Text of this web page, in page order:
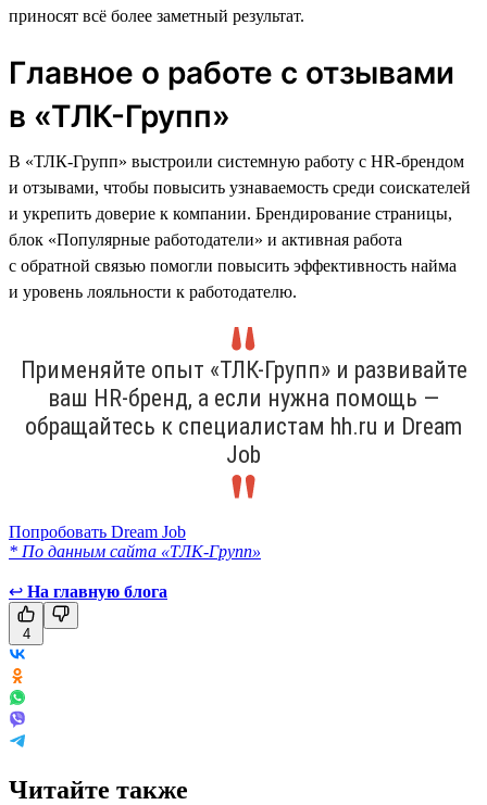
приносят всё более заметный результат.
Главное о работе с отзывами
в «ТЛК-Групп»
В «ТЛК-Групп» выстроили системную работу с HR-брендом
и отзывами, чтобы повысить узнаваемость среди соискателей
и укрепить доверие к компании. Брендирование страницы,
блок «Популярные работодатели» и активная работа
с обратной связью помогли повысить эффективность найма
и уровень лояльности к работодателю.
Применяйте опыт «ТЛК-Групп» и развивайте
ваш HR-бренд, а если нужна помощь —
обращайтесь к специалистам hh.ru и Dream
Job
Попробовать Dream Job
* По данным сайта «ТЛК-Групп»
↩ На главную блога
4
Читайте также